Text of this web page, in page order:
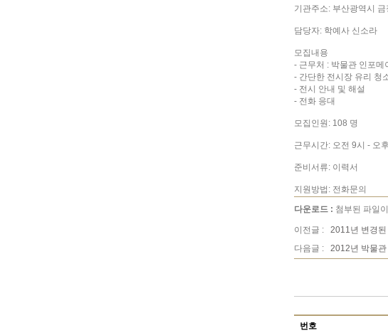
기관주소: 부산광역시
담당자: 학예사 신소라
모집내용
- 근무처 : 박물관 인포메
- 간단한 전시장 유리 청
- 전시 안내 및 해설
- 전화 응대
모집인원: 108 명
근무시간: 오전 9시 - 오
준비서류: 이력서
지원방법: 전화문의
다운로드 : 첨부된 파일
이전글 : 2011년 변경된
다음글 : 2012년 박물관
번호